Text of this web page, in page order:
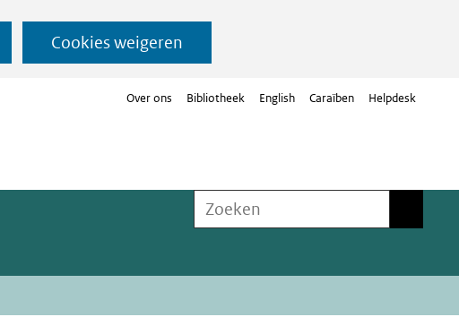
Cookies weigeren
Over ons Bibliotheek English Caraïben Helpdesk
Zoeken